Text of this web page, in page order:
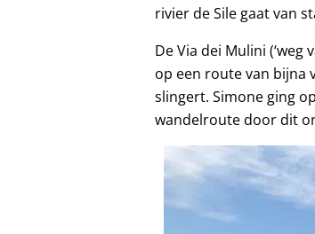
rivier de Sile gaat van
De Via dei Mulini
op een route van bijna
slingert. Simone ging
wandelroute door dit